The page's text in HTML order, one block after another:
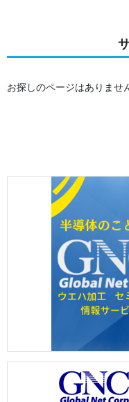
お探しのページはありませ